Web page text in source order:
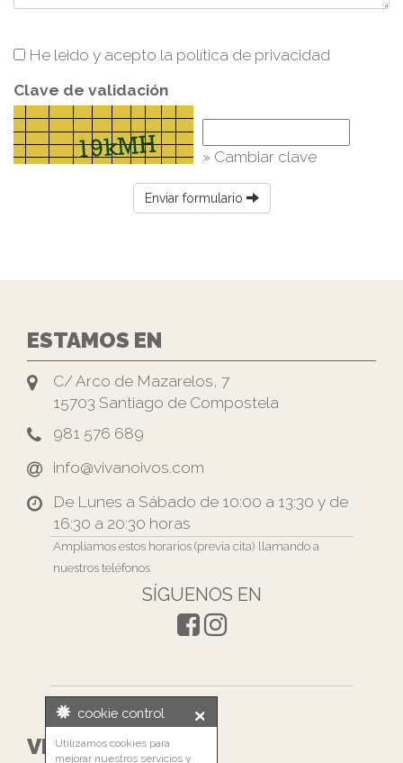
cookie control
Utilizamos cookies para
mejorar nuestros servicios y
He leido y acepto la política de privacidad
Clave de validación
» Cambiar clave
Enviar formulario
ESTAMOS EN
C/ Arco de Mazarelos, 7
15703 Santiago de Compostela
981 576 689
info@vivanoivos.com
De Lunes a Sábado de 10:00 a 13:30 y de
16:30 a 20:30 horas
Ampliamos estos horarios (previa cita) llamando a
nuestros teléfonos
SÍGUENOS EN
VIVA NOIVOS